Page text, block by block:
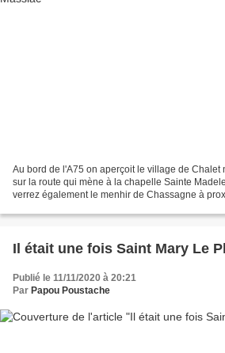
Au bord de l'A75 on aperçoit le village de Chalet
sur la route qui mène à la chapelle Sainte
verrez également le menhir de Chassagne à
Il était une fois Saint Mary Le
Publié le 11/11/2020 à 20:21
Par Papou Poustache